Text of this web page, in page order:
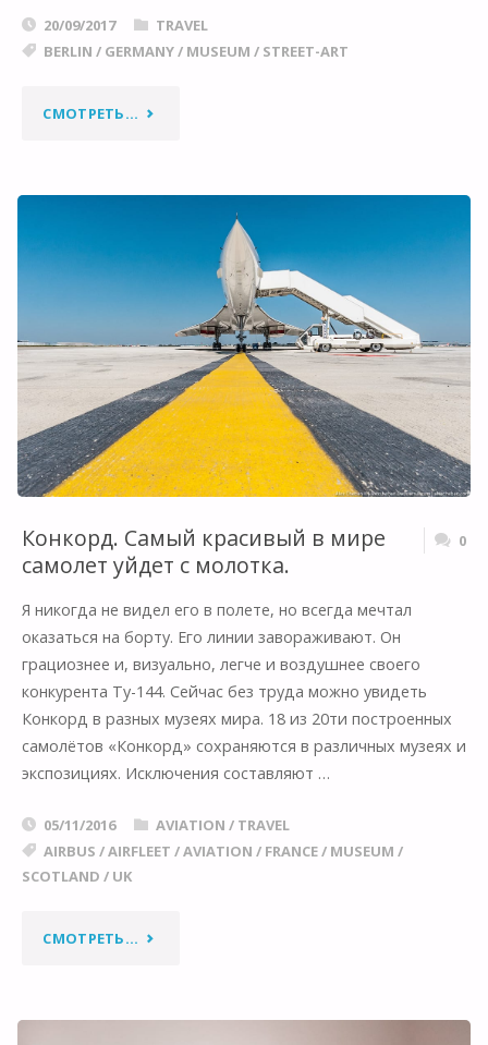
20/09/2017
TRAVEL
BERLIN / GERMANY/ MUSEUM / STREET-ART
СМОТРЕТЬ... "МУЗЕЙ
Конкорд. Самый красивый в мире
самолет уйдет с молотка.
0
Я никогда не видел его в полете, но всегда мечтал
оказаться на борту. Его линии завораживают. Он
грациознее и, визуально, легче и воздушнее своего
конкурента Ту-144. Сейчас без труда можно увидеть
Конкорд в разных музеях мира. 18 из 20ти построенных
самолётов «Конкорд» сохраняются в различных музеях и
экспозициях. Исключения составляют …
05/11/2016 AVIATION / TRAVEL
AIRBUS /AIRFLEET /AVIATION / FRANCE/ MUSEUM /
SCOTLAND / UK
СМОТРЕТЬ... "КОНКОРД.